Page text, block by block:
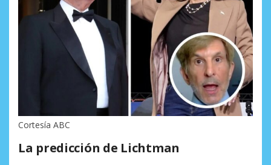
Cortesía ABC
La predicción de Lichtman